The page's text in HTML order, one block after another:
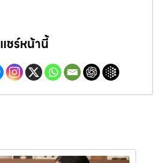
แชร์หน้านี้